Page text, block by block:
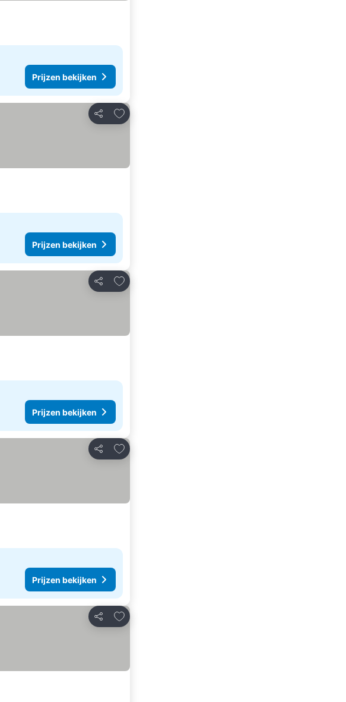
Prijzen bekijken
Delen
Toevoegen aan favorieten
Prijzen bekijken
Delen
Toevoegen aan favorieten
Prijzen bekijken
Delen
Toevoegen aan favorieten
Prijzen bekijken
Delen
Toevoegen aan favorieten